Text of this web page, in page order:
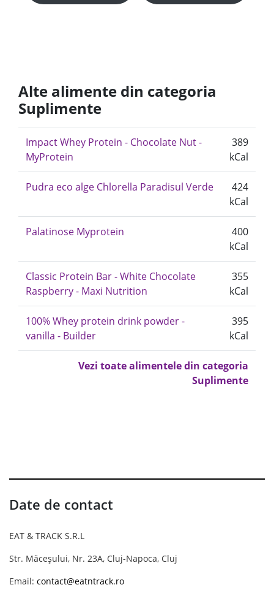
Alte alimente din categoria
Suplimente
Impact Whey Protein - Chocolate Nut -
MyProtein
389
kCal
Pudra eco alge Chlorella Paradisul Verde
424
kCal
Palatinose Myprotein
400
kCal
Classic Protein Bar - White Chocolate
Raspberry - Maxi Nutrition
355
kCal
100% Whey protein drink powder -
vanilla - Builder
395
kCal
Vezi toate alimentele din categoria
Suplimente
Date de contact
EAT & TRACK S.R.L
Str. Măceșului, Nr. 23A, Cluj-Napoca, Cluj
Email: contact@eatntrack.ro